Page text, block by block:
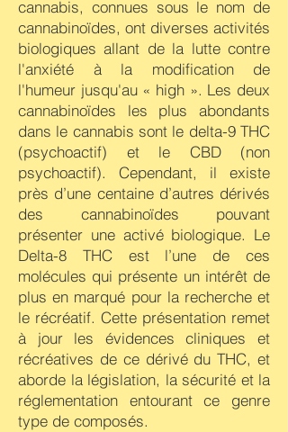
cannabis, connues sous le nom de
cannabinoïdes, ont diverses activités
biologiques allant de la lutte contre
l'anxiété à la modification de
l'humeur jusqu'au « high ». Les deux
cannabinoïdes les plus abondants
dans le cannabis sont le delta-9 THC
(psychoactif) et le CBD (non
psychoactif). Cependant, il existe
près d’une centaine d’autres dérivés
des cannabinoïdes pouvant
présenter une activé biologique. Le
Delta-8 THC est l’une de ces
molécules qui présente un intérêt de
plus en marqué pour la recherche et
le récréatif. Cette présentation remet
à jour les évidences cliniques et
récréatives de ce dérivé du THC, et
aborde la législation, la sécurité et la
réglementation entourant ce genre
type de composés.